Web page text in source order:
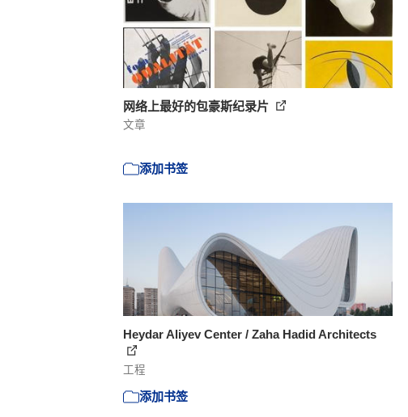
网络上最好的包豪斯纪录片
文章
添加书签
Heydar Aliyev Center / Zaha Hadid Architects
工程
添加书签